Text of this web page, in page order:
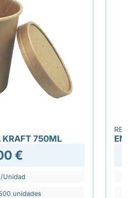
KRAFT 750ML
€
Unidad
unidades